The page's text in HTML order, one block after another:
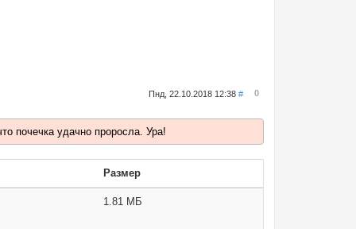
Пнд, 22.10.2018 12:38# 0
почечка удачно проросла. Ура!
Размер
1.81 МБ